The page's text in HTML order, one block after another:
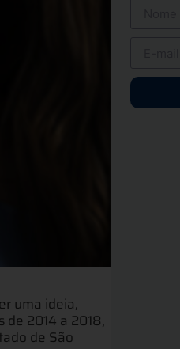
uma ideia,
de 2014 a 2018,
de São